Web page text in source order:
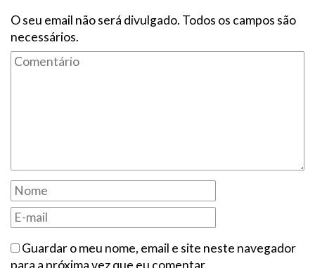
O seu email não será divulgado. Todos os campos são
necessários.
Guardar o meu nome, email e site neste navegador
para a próxima vez que eu comentar.